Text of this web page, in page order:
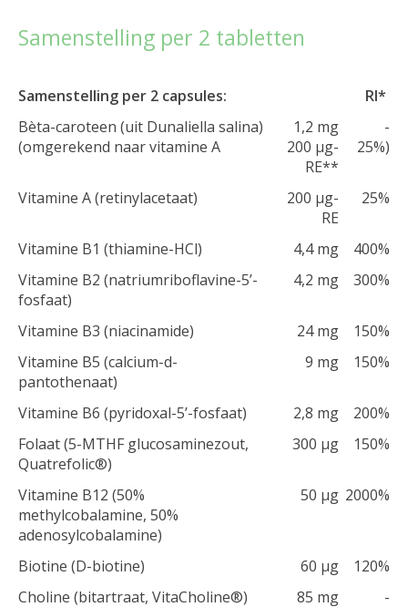
Samenstelling per 2 tabletten
Samenstelling per 2 capsules:
RI*
Bèta-caroteen (uit Dunaliella salina)
(omgerekend naar vitamine A
1,2 mg
200 μg-
RE**
-
25%)
Vitamine A (retinylacetaat)
200 μg-
RE
25%
Vitamine B1 (thiamine-HCl) 4,4 mg
400%
Vitamine B2 (natriumriboflavine-5’-
fosfaat)
4,2 mg 300%
Vitamine B3 (niacinamide) 24 mg
150%
Vitamine B5 (calcium-d-
pantothenaat)
9 mg 150%
Vitamine B6 (pyridoxal-5’-fosfaat) 2,8 mg
200%
Folaat (5-MTHF glucosaminezout,
Quatrefolic®)
300 μg 150%
Vitamine B12 (50%
methylcobalamine, 50%
adenosylcobalamine)
50 μg 2000%
Biotine (D-biotine) 60 μg
120%
Choline (bitartraat, VitaCholine®)
85 mg -